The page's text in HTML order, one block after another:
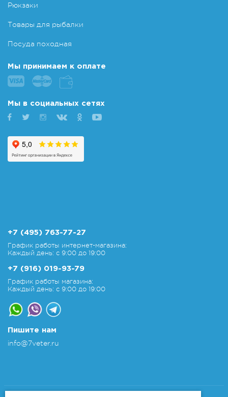
Рюкзаки
Товары для рыбалки
Посуда походная
Мы принимаем к оплате
Мы в социальных сетях
+7 (495) 763-77-27
График работы интернет-магазина:
Каждый день: с 9:00 до 19:00
+7 (916) 019-93-79
График работы магазина:
Каждый день: с 9:00 до 19:00
Пишите нам
info@7veter.ru